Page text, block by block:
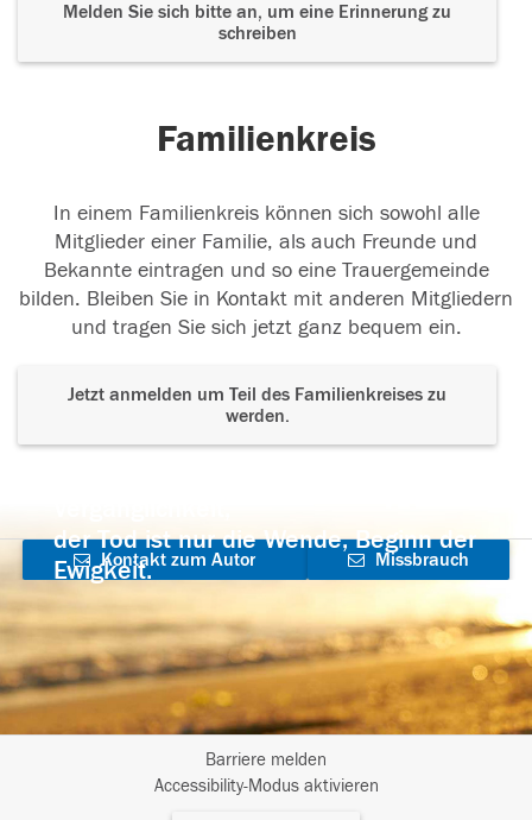
Melden Sie sich bitte an, um eine Erinnerung zu
schreiben
Familienkreis
In einem Familienkreis können sich sowohl alle
Mitglieder einer Familie, als auch Freunde und
Bekannte eintragen und so eine Trauergemeinde
bilden. Bleiben Sie in Kontakt mit anderen Mitgliedern
und tragen Sie sich jetzt ganz bequem ein.
Jetzt anmelden um Teil des Familienkreises zu
werden.
der Tod ist nur die Wende, Beginn der
Ewigkeit.
Kontakt zum Autor
aufnehmen
Missbrauch
Barriere melden
Accessibility-Modus aktivieren